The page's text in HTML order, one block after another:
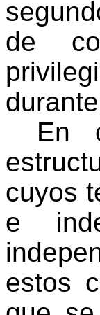
de
En
cuyos
e
estos